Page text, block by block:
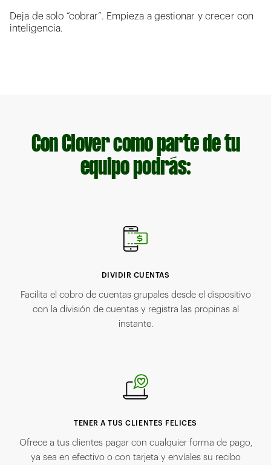
Deja de solo “cobrar”. Empieza a gestionar y crecer con
inteligencia.
Con Clover como parte de tu
equipo podrás:
DIVIDIR CUENTAS
Facilita el cobro de cuentas grupales desde el dispositivo
con la división de cuentas y registra las propinas al
instante.
TENER A TUS CLIENTES FELICES
Ofrece a tus clientes pagar con cualquier forma de pago,
ya sea en efectivo o con tarjeta y envíales su recibo